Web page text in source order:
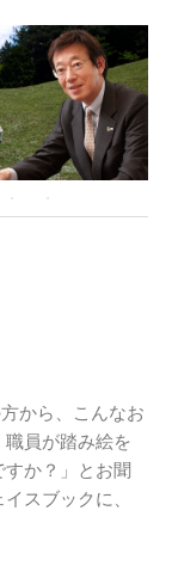
から、こんなお
員が踏み絵を
か？」とお聞
スブックに、